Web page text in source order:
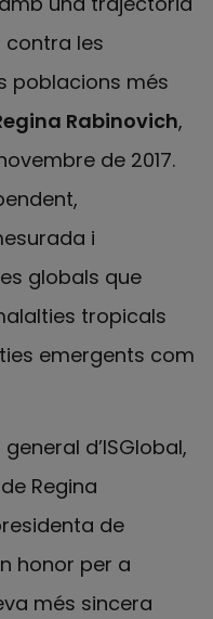
contra les
poblacions més
Rabinovich,
de 2017.
i
globals que
tropicals
emergents com
d’ISGlobal,
Regina
de
honor per a
més sincera